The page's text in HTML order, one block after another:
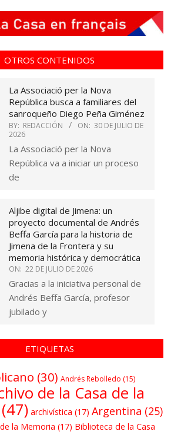
OTROS CONTENIDOS
La Associació per la Nova
República busca a familiares del
sanroqueño Diego Peña Giménez
BY: REDACCIÓN ON: 30 DE JULIO DE
2026
La Associació per la Nova
República va a iniciar un proceso
de
Aljibe digital de Jimena: un
proyecto documental de Andrés
Beffa García para la historia de
Jimena de la Frontera y su
memoria histórica y democrática
ON: 22 DE JULIO DE 2026
Gracias a la iniciativa personal de
Andrés Beffa García, profesor
jubilado y
ETIQUETAS
(30) Andrés Rebolledo (15)
de la Casa de la
(47) archivística (17) Argentina (25)
la Memoria (17) Biblioteca de la Casa